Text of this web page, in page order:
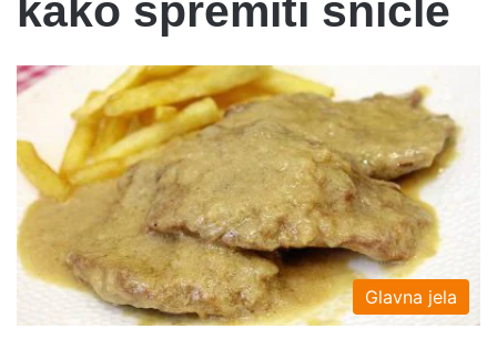
kako spremiti snicle
Glavna jela